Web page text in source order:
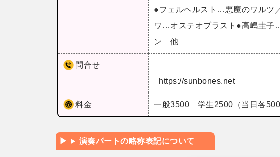
●フェルヘルスト…悪魔のワルツ
ワ…オステオブラスト●高嶋圭子
ン 他
問合せ
https://sunbones.net
料金 一般3500 学生2500（当日各500
演奏パートの略称表記について